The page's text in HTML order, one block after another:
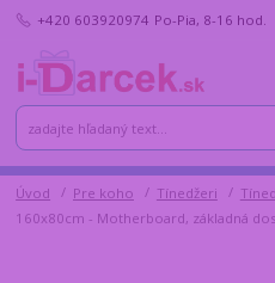
+420 603920974 Po-Pia, 8-16 hod.
Úvod Pre koho Tínedžeri
160x80cm - Motherboard, základná